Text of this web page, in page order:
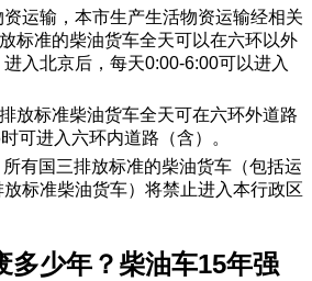
运输，本市生产生活物资运输经相关
标准的柴油货车全天可以在六环以外
入北京后，每天0:00-6:00可以进入
放标准柴油货车全天可在六环外道路
可进入六环内道路（含）。
有国三排放标准的柴油货车（包括运
标准柴油货车）将禁止进入本行政区
多少年？柴油车15年强